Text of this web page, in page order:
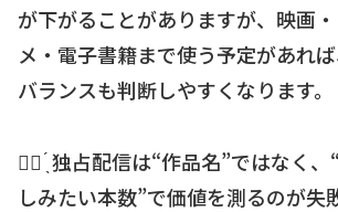
が下がることがありますが、映画
メ・電子書籍まで使う予定があれ
バランスも判断しやすくなります。
☝🏻 ̖́ 独占配信は“作品名”ではなく
しみたい本数”で価値を測るのが失